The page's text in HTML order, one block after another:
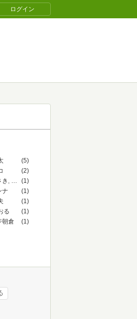
ログイン
(5)
(2)
,セレン,セレン
(1)
…
ナ
(1)
(1)
る
(1)
朝倉
(1)